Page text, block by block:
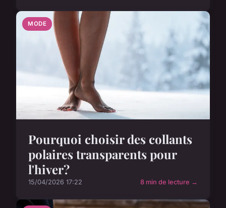
MODE
Pourquoi choisir des collants
polaires transparents pour
l'hiver?
15/04/2026 17:22 8 min de lecture →